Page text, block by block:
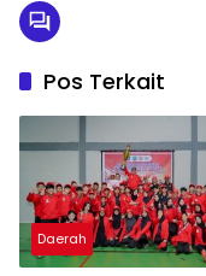
Pos Terkait
Daerah